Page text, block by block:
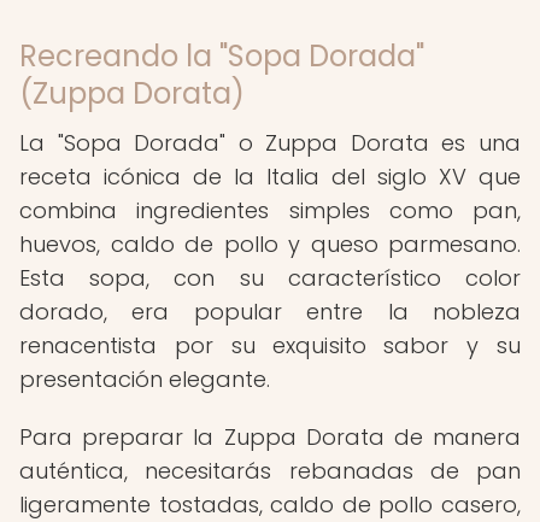
Recreando la "Sopa Dorada"
(Zuppa Dorata)
La "Sopa Dorada" o Zuppa Dorata es una
receta icónica de la Italia del siglo XV que
combina ingredientes simples como pan,
huevos, caldo de pollo y queso parmesano.
Esta sopa, con su característico color
dorado, era popular entre la nobleza
renacentista por su exquisito sabor y su
presentación elegante.
Para preparar la Zuppa Dorata de manera
auténtica, necesitarás rebanadas de pan
ligeramente tostadas, caldo de pollo casero,